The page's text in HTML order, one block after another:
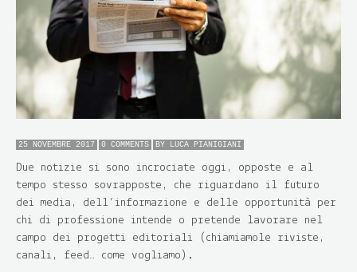
25 NOVEMBRE 2017 0 COMMENTS BY LUCA PIANIGIANI
Due notizie si sono incrociate oggi, opposte e al
tempo stesso sovrapposte, che riguardano il futuro
dei media, dell’informazione e delle opportunità per
chi di professione intende o pretende lavorare nel
campo dei progetti editoriali (chiamiamole riviste,
canali, feed… come vogliamo).